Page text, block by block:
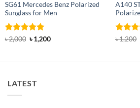
SG61 Mercedes Benz Polarized
Sunglass for Men
Rated 5
৳2,000 Original
price
৳1,200Current
A140
Rated
৳1,200
LATEST